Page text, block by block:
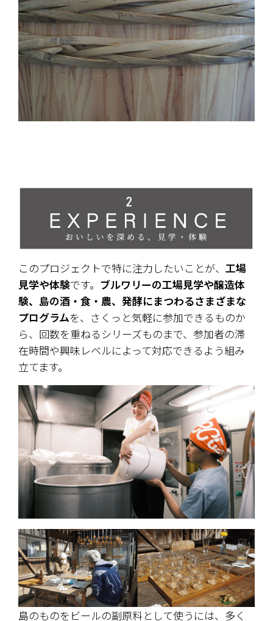
このプロジェクトで特に注力したいことが、 工場
見学や体験です。 ブルワリーの工場見学や醸造体
験、島の酒・食・農、発酵にまつわるさまざまな
プログラムを、さくっと気軽に参加できるものか
ら、回数を重ねるシリーズものまで、参加者の滞
在時間や興味レベルによって対応できるよう組み
立てます。
島のものをビールの副原料として使うには、多く